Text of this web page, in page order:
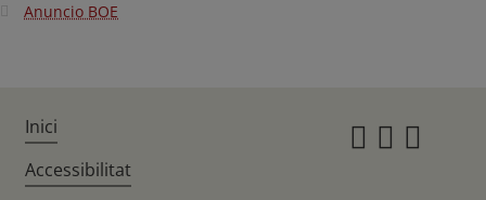
Anuncio BOE
Inici
Accessibilitat